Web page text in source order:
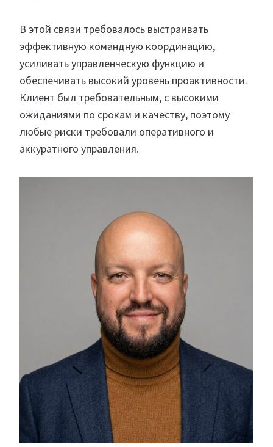
В этой связи требовалось выстраивать
эффективную командную координацию,
усиливать управленческую функцию и
обеспечивать высокий уровень проактивности.
Клиент был требовательным, с высокими
ожиданиями по срокам и качеству, поэтому
любые риски требовали оперативного и
аккуратного управления.